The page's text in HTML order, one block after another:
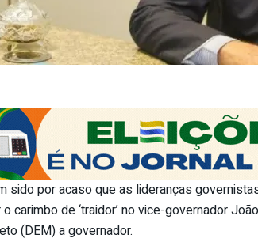
sido por acaso que as lideranças
carimbo de ‘traidor’ no vice-governador
(DEM) a governador.